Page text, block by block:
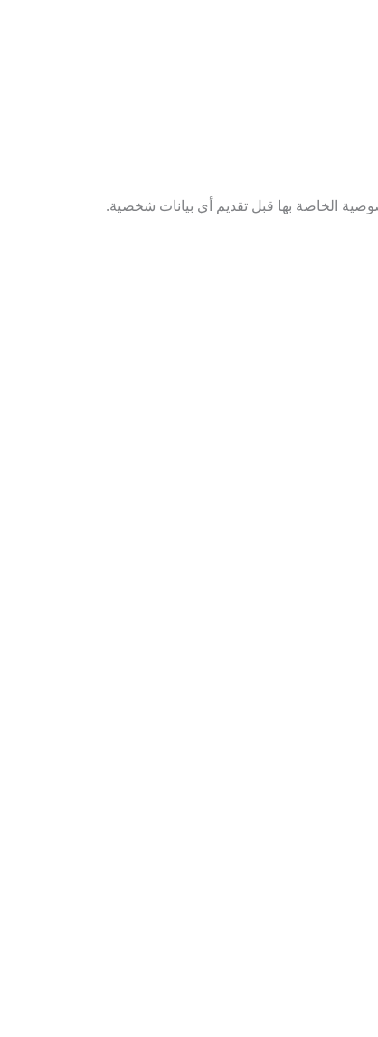
الخاصة بها قبل تقديم أي بيانات شخصية.